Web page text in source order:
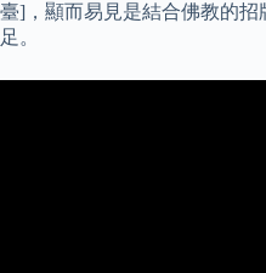
臺]，顯而易見是結合佛教的
足。